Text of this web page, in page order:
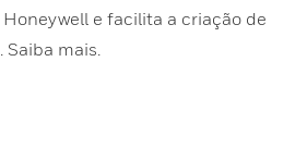
e facilita a criação de
mais.